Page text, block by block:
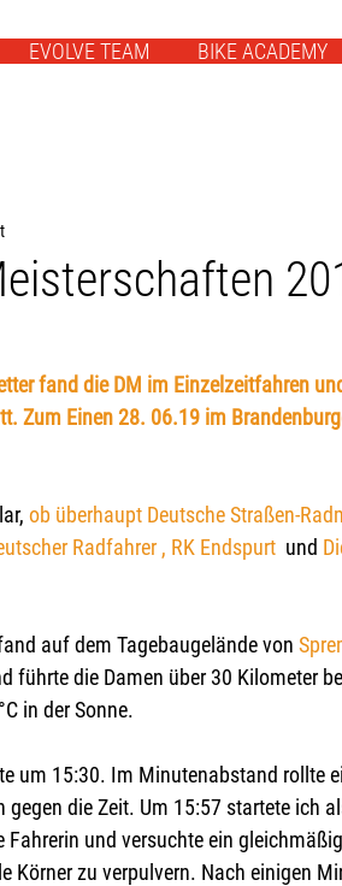
EVOLVE TEAM BIKE ACADEMY
fand die DM im Einzelzeitfahren
Zum Einen 28. 06.19 im
ob überhaupt Deutsche Straßen-
Radfahrer , RK Endspurt
  und
auf dem Tagebaugelände von
führte die Damen über 30 Kilometer
in der Sonne.
um 15:30. Im Minutenabstand rollte
die Zeit. Um 15:57 startete ich
und versuchte ein
Körner zu verpulvern. Nach einigen